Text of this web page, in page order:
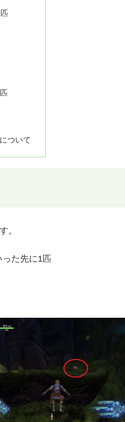
ついて
。
た先に1匹